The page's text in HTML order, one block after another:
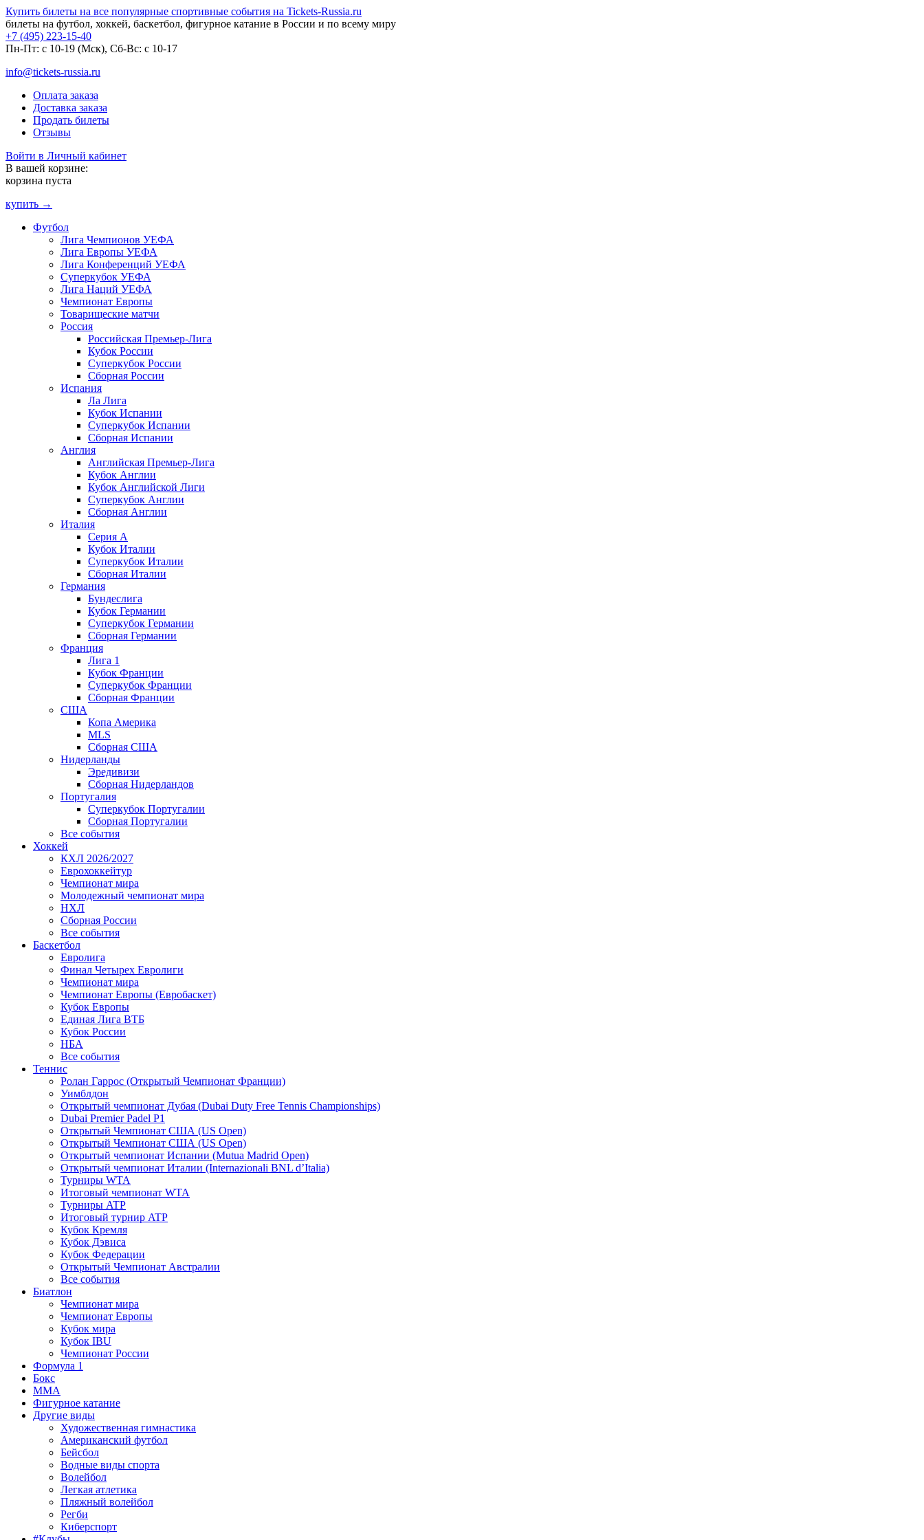
Купить билеты на все популярные спортивные события на Tickets-Russia.ru
билеты на футбол, хоккей, баскетбол, фигурное катание в России и по всему миру
+7 (495) 223-15-40
Пн-Пт: c 10-19 (Мск), Сб-Вс: с 10-17
info@tickets-russia.ru
Оплата заказа
Доставка заказа
Продать билеты
Отзывы
Войти в Личный кабинет
В вашей корзине:
корзина пуста
купить →
Футбол
Лига Чемпионов УЕФА
Лига Европы УЕФА
Лига Конференций УЕФА
Суперкубок УЕФА
Лига Наций УЕФА
Чемпионат Европы
Товарищеские матчи
Россия
Российская Премьер-Лига
Кубок России
Суперкубок России
Сборная России
Испания
Ла Лига
Кубок Испании
Суперкубок Испании
Сборная Испании
Англия
Английская Премьер-Лига
Кубок Англии
Кубок Английской Лиги
Суперкубок Англии
Сборная Англии
Италия
Серия А
Кубок Италии
Суперкубок Италии
Сборная Италии
Германия
Бундеслига
Кубок Германии
Суперкубок Германии
Сборная Германии
Франция
Лига 1
Кубок Франции
Суперкубок Франции
Сборная Франции
США
Копа Америка
MLS
Сборная США
Нидерланды
Эредивизи
Сборная Нидерландов
Португалия
Суперкубок Португалии
Сборная Португалии
Все события
Хоккей
КХЛ 2026/2027
Еврохоккейтур
Чемпионат мира
Молодежный чемпионат мира
НХЛ
Сборная России
Все события
Баскетбол
Евролига
Финал Четырех Евролиги
Чемпионат мира
Чемпионат Европы (Евробаскет)
Кубок Европы
Единая Лига ВТБ
Кубок России
НБА
Все события
Теннис
Ролан Гаррос (Открытый Чемпионат Франции)
Уимблдон
Открытый чемпионат Дубая (Dubai Duty Free Tennis Championships)
Dubai Premier Padel P1
Открытый Чемпионат США (US Open)
Открытый Чемпионат США (US Open)
Открытый чемпионат Испании (Mutua Madrid Open)
Открытый чемпионат Италии (Internazionali BNL d’Italia)
Турниры WTA
Итоговый чемпионат WTA
Турниры ATP
Итоговый турнир ATP
Кубок Кремля
Кубок Дэвиса
Кубок Федерации
Открытый Чемпионат Австралии
Все события
Биатлон
Чемпионат мира
Чемпионат Европы
Кубок мира
Кубок IBU
Чемпионат России
Формула 1
Бокс
MMA
Фигурное катание
Другие виды
Художественная гимнастика
Американский футбол
Бейсбол
Водные виды спорта
Волейбол
Легкая атлетика
Пляжный волейбол
Регби
Киберспорт